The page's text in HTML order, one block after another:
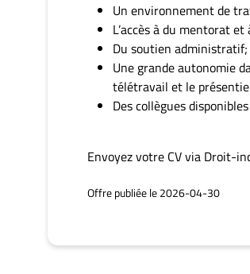
Un environnement de
L’accès à du mentorat
Du soutien administratif;
Une grande autonomie
télétravail et le
Des collègues disponibles
Envoyez votre CV via Droit-
Offre publiée le 2026-04-30